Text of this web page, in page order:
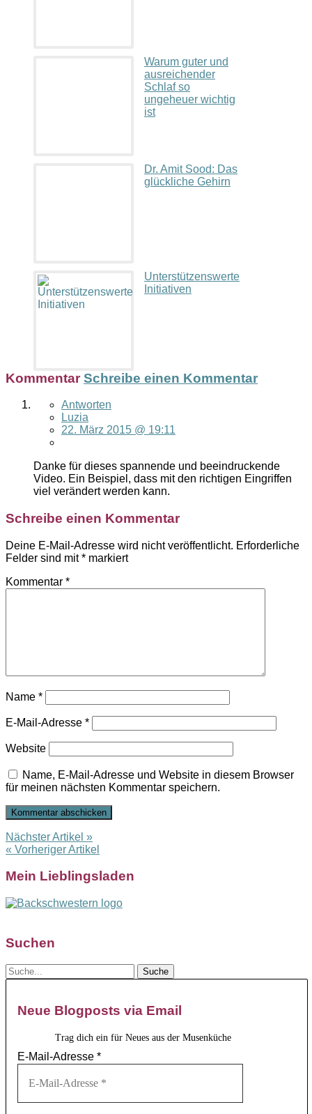
Warum guter und
ausreichender
Schlaf so
ungeheuer wichtig
ist
Dr. Amit Sood: Das
glückliche Gehirn
Unterstützenswerte
Initiativen
KommentarSchreibe einen Kommentar
Antworten
Luzia
22. März 2015 @ 19:11
Danke für dieses spannende und beeindruckende
Video. Ein Beispiel, dass mit den richtigen Eingriffen
viel verändert werden kann.
Schreibe einen Kommentar
Deine E-Mail-Adresse wird nicht veröffentlicht. Erforderliche
Felder sind mit* markiert
Kommentar *
Name *
E-Mail-Adresse *
Website
Name, E-Mail-Adresse und Website in diesem Browser
für meinen nächsten Kommentar speichern.
Nächster Artikel »
« Vorheriger Artikel
Mein Lieblingsladen
Suchen
Neue Blogposts via Email
Trag dich ein für Neues aus der Musenküche
E-Mail-Adresse *